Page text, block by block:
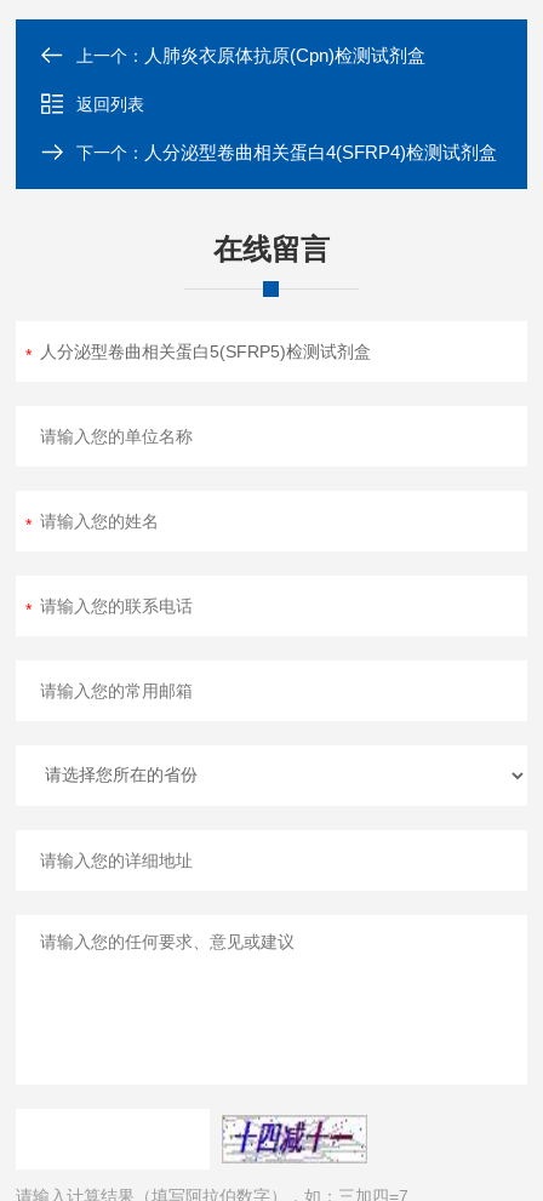
上一个： 人肺炎衣原体抗原(Cpn)检测试剂盒
返回列表
下一个： 人分泌型卷曲相关蛋白4(SFRP4)检测试剂盒
在线留言
请输入计算结果（填写阿拉伯数字），如：三加四=7